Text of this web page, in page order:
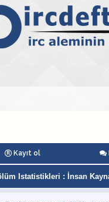
Kayıt ol
Istatistikleri : İnsan